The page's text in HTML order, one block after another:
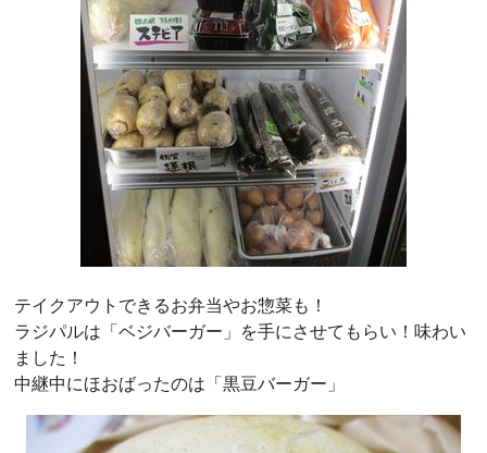
テイクアウトできるお弁当やお惣菜も！
ラジパルは「ベジバーガー」を手にさせてもらい！味わい
ました！
中継中にほおばったのは「黒豆バーガー」